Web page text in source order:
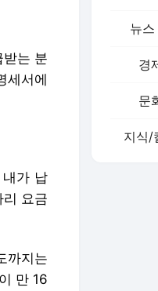
는 분
세서에
가 납
요금
까지는
만 16
뉴스
경
문
지식/